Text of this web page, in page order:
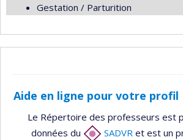
Gestation / Parturition
Aide en ligne pour votre profil
Le Répertoire des professeurs est
données du
SADVR et est un